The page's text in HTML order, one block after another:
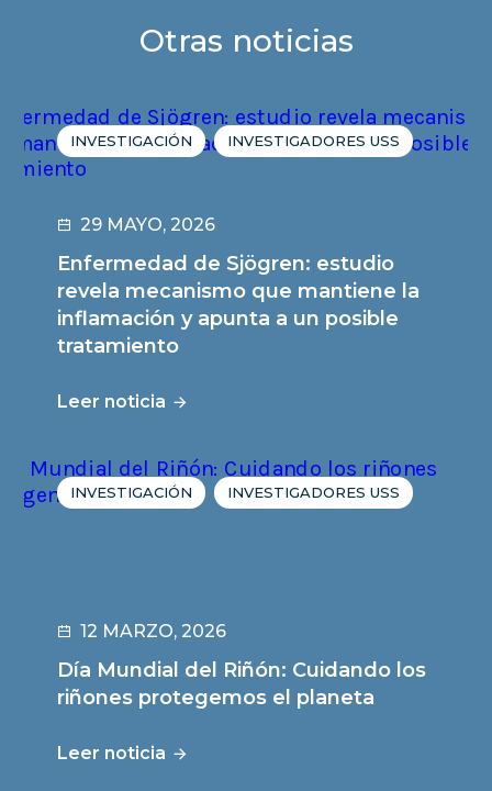
Otras noticias
INVESTIGACIÓN INVESTIGADORES USS
29 MAYO, 2026
Enfermedad de Sjögren: estudio
revela mecanismo que mantiene la
inflamación y apunta a un posible
tratamiento
Leer noticia
INVESTIGACIÓN INVESTIGADORES USS
12 MARZO, 2026
Día Mundial del Riñón: Cuidando los
riñones protegemos el planeta
Leer noticia